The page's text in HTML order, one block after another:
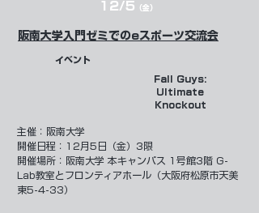
12/5 （金）
阪南大学入門ゼミでのeスポーツ交流会
イベント
Fall Guys:
Ultimate
Knockout
​主催： 阪南大学
開催日程：12月5日（金）3限
開催場所：阪南大学 本キャンパス 1号館3階 G-
Lab教室とフロンティアホール（大阪府松原市天美
東5-4-33）